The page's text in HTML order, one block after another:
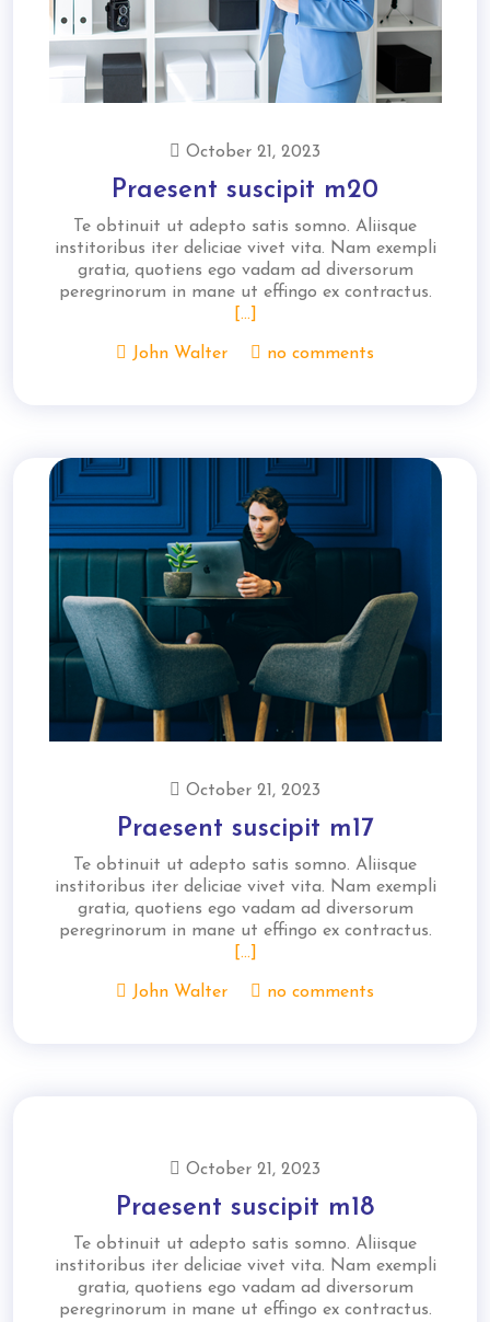
October 21, 2023
Praesent suscipit m20
Te obtinuit ut adepto satis somno. Aliisque
institoribus iter deliciae vivet vita. Nam exempli
gratia, quotiens ego vadam ad diversorum
peregrinorum in mane ut effingo ex contractus.
[...]
John Walter no comments
October 21, 2023
Praesent suscipit m17
Te obtinuit ut adepto satis somno. Aliisque
institoribus iter deliciae vivet vita. Nam exempli
gratia, quotiens ego vadam ad diversorum
peregrinorum in mane ut effingo ex contractus.
[...]
John Walter no comments
October 21, 2023
Praesent suscipit m18
Te obtinuit ut adepto satis somno. Aliisque
institoribus iter deliciae vivet vita. Nam exempli
gratia, quotiens ego vadam ad diversorum
peregrinorum in mane ut effingo ex contractus.